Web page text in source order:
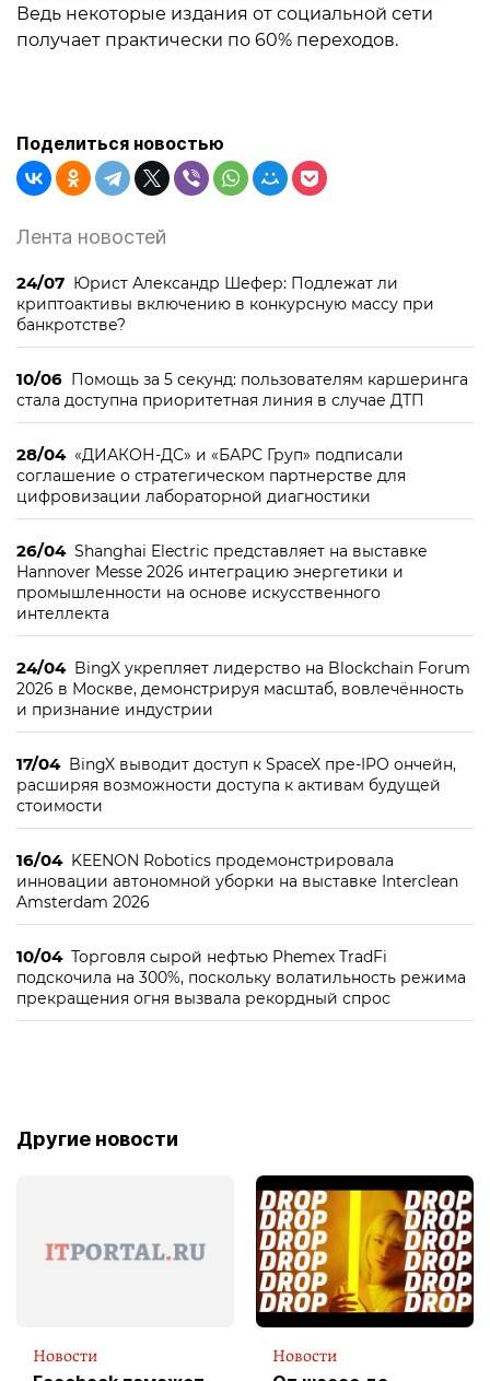
Ведь некоторые издания от социальной сети
получает практически по 60% переходов.
Поделиться новостью
Лента новостей
24/07 Юрист Александр Шефер: Подлежат ли
криптоактивы включению в конкурсную массу при
банкротстве?
10/06 Помощь за 5 секунд: пользователям каршеринга
стала доступна приоритетная линия в случае ДТП
28/04 «ДИАКОН-ДС» и «БАРС Груп» подписали
соглашение о стратегическом партнерстве для
цифровизации лабораторной диагностики
26/04 Shanghai Electric представляет на выставке
Hannover Messe 2026 интеграцию энергетики и
промышленности на основе искусственного
интеллекта
24/04 BingX укрепляет лидерство на Blockchain Forum
2026 в Москве, демонстрируя масштаб, вовлечённость
и признание индустрии
17/04 BingX выводит доступ к SpaceX пре-IPO ончейн,
расширяя возможности доступа к активам будущей
стоимости
16/04 KEENON Robotics продемонстрировала
инновации автономной уборки на выставке Interclean
Amsterdam 2026
10/04 Торговля сырой нефтью Phemex TradFi
подскочила на 300%, поскольку волатильность режима
прекращения огня вызвала рекордный спрос
Другие новости
Новости Новости